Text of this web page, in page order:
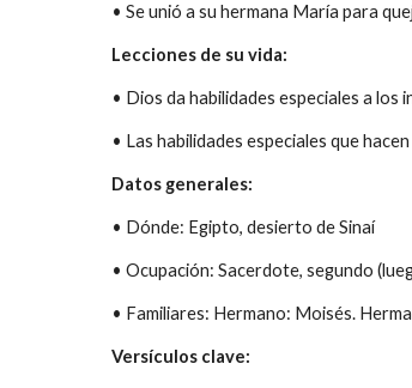
• Se unió a su hermana María para
Lecciones de su vida:
• Dios da habilidades especiales a los
• Las habilidades especiales que
Datos generales:
• Dónde: Egipto, desierto de Sinaí
• Ocupación: Sacerdote, segundo
• Familiares: Hermano: Moisés.
Versículos clave: